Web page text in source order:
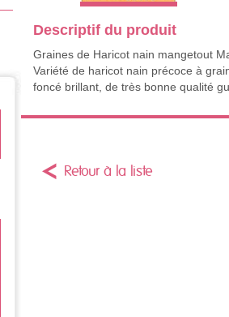
Descriptif du produit
Graines de Haricot nain mangetout
Variété de haricot nain précoce à
foncé brillant, de très bonne qualité
Retour à la liste